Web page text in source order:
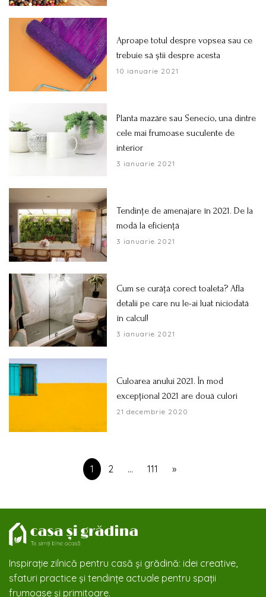
Aproape totul despre vopsea sau ce
trebuie să știi despre acesta
10 ianuarie 2021
Planta mazăre sau Senecio, una dintre
cele mai frumoase suculente de
interior
3 ianuarie 2021
Tendințe de amenajare în 2021. De la
modă la eficiență
3 ianuarie 2021
Cum se curăță corect toaleta? Afla
detalii pe care nu le-ai luat niciodată
în calcul!
3 ianuarie 2021
Culoarea anului 2021. În mod
excepțional 2021 are două culori
21 decembrie 2020
1 2 … 111 »
Inspirație zilnică pentru casă și grădină: idei creative,
sfaturi practice și tendințe actuale pentru spații
frumoase și primitoare.